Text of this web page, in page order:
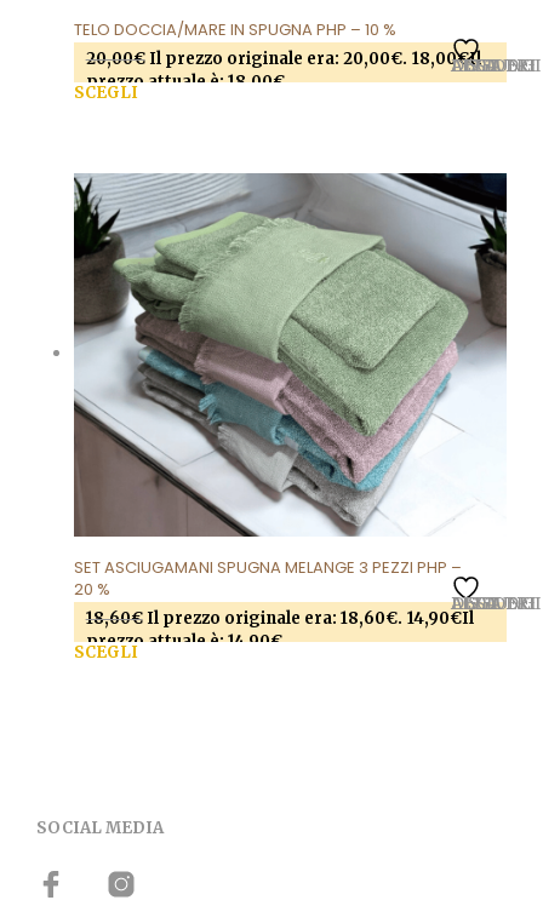
AGGIUNGI ALLA LISTA DEI DESIDERI
TELO DOCCIA/MARE IN SPUGNA PHP – 10 %
20,00€ Il prezzo originale era: 20,00€. 18,00€Il
prezzo attuale è: 18,00€.
SCEGLI
possono essere scelte nella pagina del prodotto
AGGIUNGI ALLA LISTA DEI DESIDERI
SET ASCIUGAMANI SPUGNA MELANGE 3 PEZZI PHP –
20 %
18,60€ Il prezzo originale era: 18,60€. 14,90€Il
prezzo attuale è: 14,90€.
SCEGLI
SOCIAL MEDIA